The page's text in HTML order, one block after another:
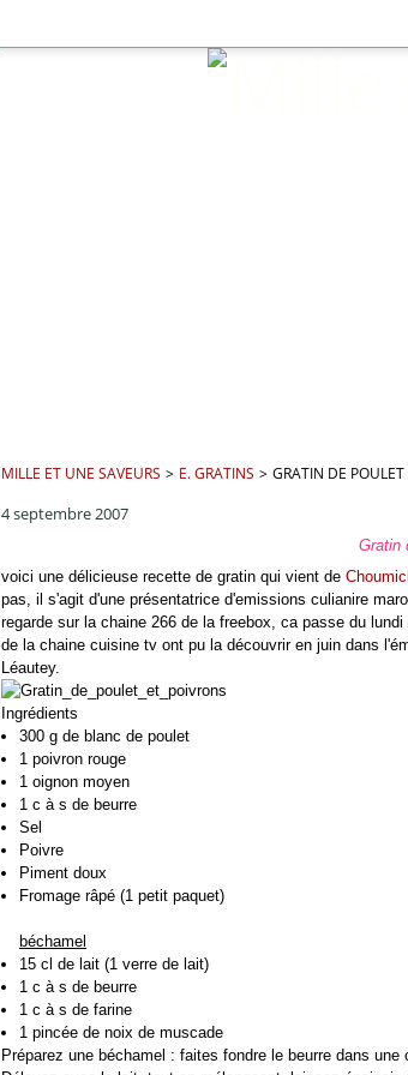
MILLE ET UNE SAVEURS > E. GRATINS > GRATIN DE
4 septembre 2007
Gratin
voici une délicieuse recette de gratin qui vient de
pas, il s'agit d'une présentatrice d'emissions culianire
regarde sur la chaine 266 de la freebox, ca passe du
de la chaine cuisine tv ont pu la découvrir en juin dans
Léautey.
Ingrédients
300 g de blanc de poulet
1 poivron rouge
1 oignon moyen
1 c à s de beurre
Sel
Poivre
Piment doux
Fromage râpé (1 petit paquet)
béchamel
15 cl de lait (1 verre de lait)
1 c à s de beurre
1 c à s de farine
1 pincée de noix de muscade
Préparez une béchamel : faites fondre le beurre dans